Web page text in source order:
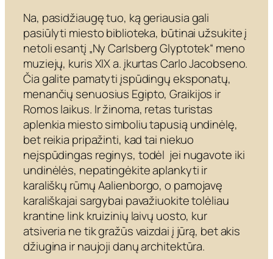
Na, pasidžiaugę tuo, ką geriausia gali
pasiūlyti miesto biblioteka, būtinai užsukite į
netoli esantį „Ny Carlsberg Glyptotek“ meno
muziejų, kuris XIX a. įkurtas Carlo Jacobseno.
Čia galite pamatyti įspūdingų eksponatų,
menančių senuosius Egipto, Graikijos ir
Romos laikus. Ir žinoma, retas turistas
aplenkia miesto simboliu tapusią undinėlę,
bet reikia pripažinti, kad tai niekuo
neįspūdingas reginys, todėl jei nugavote iki
undinėlės, nepatingėkite aplankyti ir
karališkų rūmų Aalienborgo, o pamojavę
karališkajai sargybai pavažiuokite tolėliau
krantine link kruizinių laivų uosto, kur
atsiveria ne tik gražūs vaizdai į jūrą, bet akis
džiugina ir naujoji danų architektūra.